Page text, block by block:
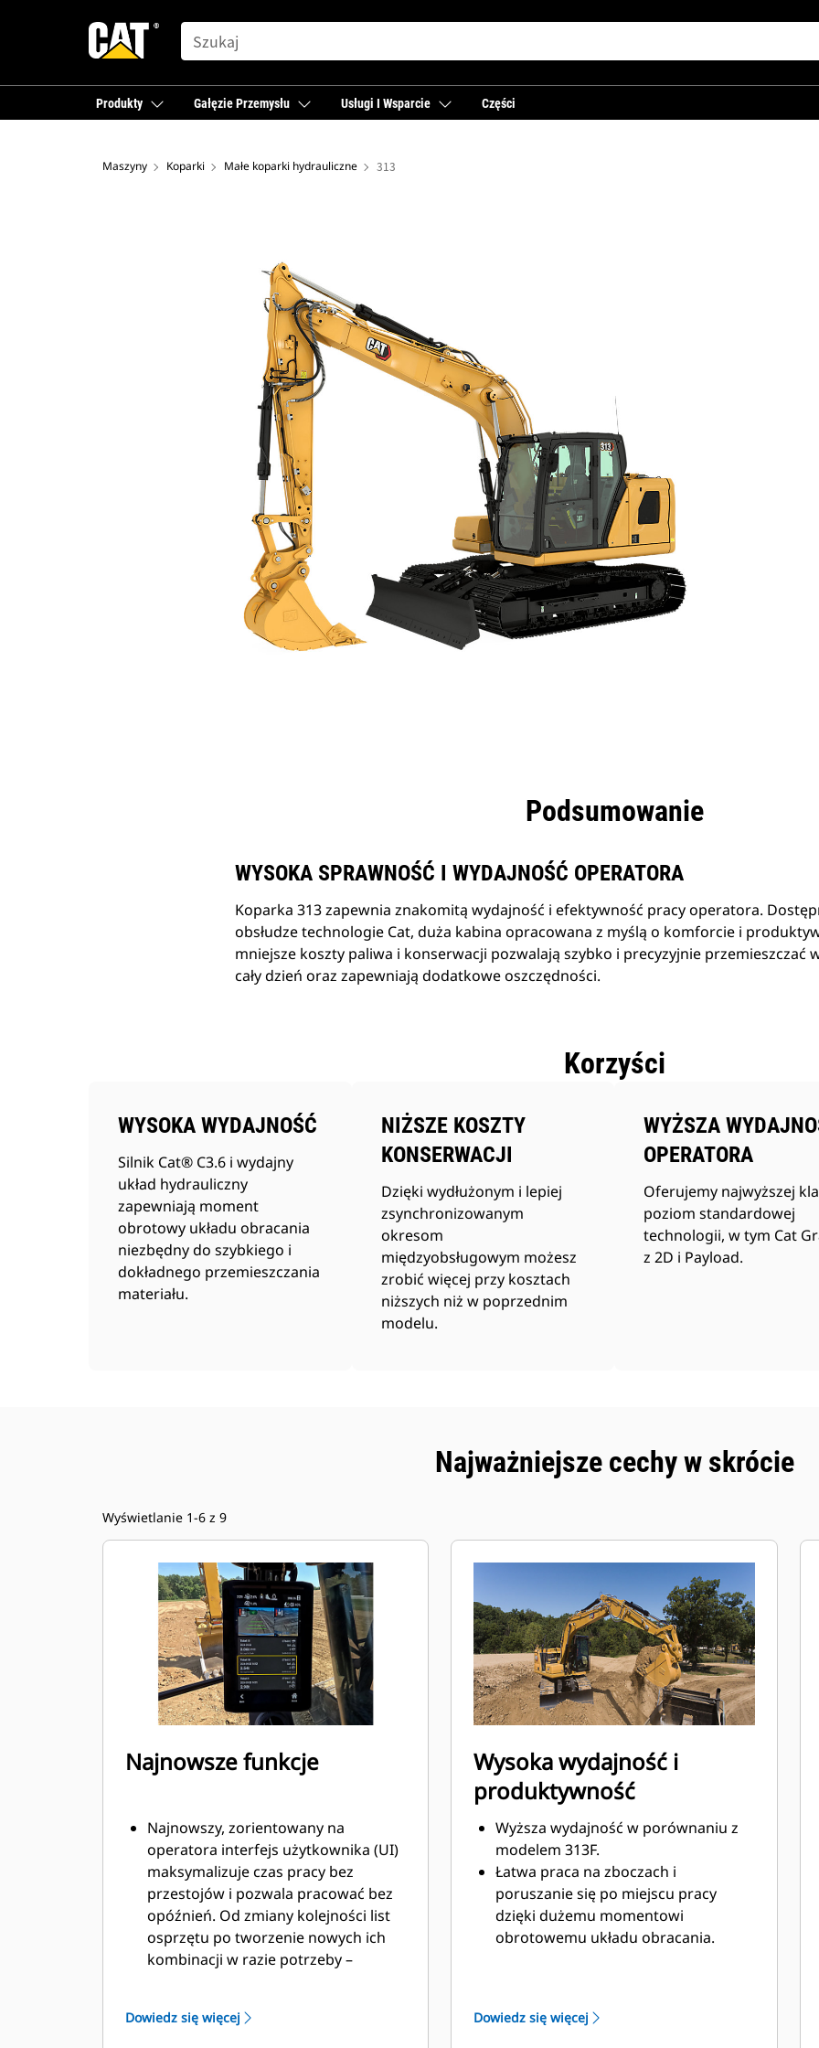
SEARCH
Produkty Gałęzie Przemysłu Usługi I Wsparcie Części
Maszyny Koparki Małe koparki hydrauliczne 313
Podsumowanie
WYSOKA SPRAWNOŚĆ I WYDAJNOŚĆ OPERATORA
Koparka 313 zapewnia znakomitą wydajność i efektywność pracy operatora.
obsłudze technologie Cat, duża kabina opracowana z myślą o komforcie i
mniejsze koszty paliwa i konserwacji pozwalają szybko i precyzyjnie przemieszczać
cały dzień oraz zapewniają dodatkowe oszczędności.
Korzyści
WYSOKA WYDAJNOŚĆ
Silnik Cat® C3.6 i wydajny
układ hydrauliczny
zapewniają moment
obrotowy układu obracania
niezbędny do szybkiego i
dokładnego przemieszczania
materiału.
NIŻSZE KOSZTY
KONSERWACJI
Dzięki wydłużonym i lepiej
zsynchronizowanym
okresom
międzyobsługowym możesz
zrobić więcej przy kosztach
niższych niż w poprzednim
modelu.
WYŻSZA
OPERATORA
Oferujemy najwyższej
poziom standardowej
technologii, w tym Cat
z 2D i Payload.
Najważniejsze cechy w skrócie
Wyświetlanie 1-6 z 9
Najnowsze funkcje
Najnowszy, zorientowany na
operatora interfejs użytkownika (UI)
maksymalizuje czas pracy bez
przestojów i pozwala pracować bez
opóźnień. Od zmiany kolejności list
osprzętu po tworzenie nowych ich
kombinacji w razie potrzeby –
uzyskać dostęp do informacji.
Dowiedz się więcej
Wysoka wydajność i
produktywność
Wyższa wydajność w porównaniu z
modelem 313F.
Łatwa praca na zboczach i
poruszanie się po miejscu pracy
dzięki dużemu momentowi
obrotowemu układu obracania.
użytkownikowi kontrolę niezbędną
Dowiedz się więcej